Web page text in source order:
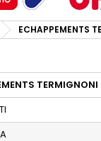
ECHAPPEMENTS
TERMIGNONI